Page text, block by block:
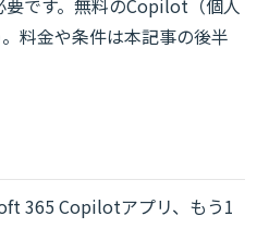
料金や条件は本記事の後半
365 Copilotアプリ、もう1